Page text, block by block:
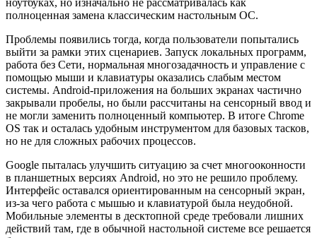
ноутбуках, но изначально не рассматривалась как
полноценная замена классическим настольным ОС.
Проблемы появились тогда, когда пользователи попытались
выйти за рамки этих сценариев. Запуск локальных программ,
работа без Сети, нормальная многозадачность и управление с
помощью мыши и клавиатуры оказались слабым местом
системы. Android-приложения на больших экранах частично
закрывали пробелы, но были рассчитаны на сенсорный ввод и
не могли заменить полноценный компьютер. В итоге Chrome
OS так и осталась удобным инструментом для базовых тасков,
но не для сложных рабочих процессов.
Google пыталась улучшить ситуацию за счет многооконности
в планшетных версиях Android, но это не решило проблему.
Интерфейс оставался ориентированным на сенсорный экран,
из-за чего работа с мышью и клавиатурой была неудобной.
Мобильные элементы в десктопной среде требовали лишних
действий там, где в обычной настольной системе все решается